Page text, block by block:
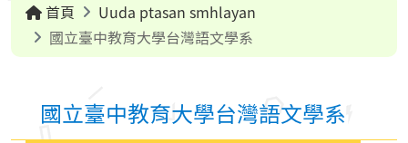
首頁
Uuda ptasan smhlayan
國立臺中教育大學台灣語文學系
國立臺中教育大學台灣語文學系